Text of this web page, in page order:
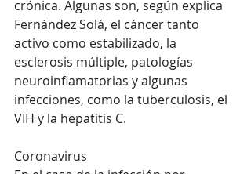
crónica. Algunas son, según explica
Fernández Solá, el cáncer tanto
activo como estabilizado, la
esclerosis múltiple, patologías
neuroinflamatorias y algunas
infecciones, como la tuberculosis, el
VIH y la hepatitis C.
Coronavirus